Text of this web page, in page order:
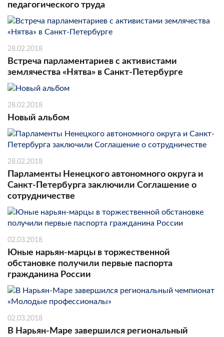
педагогического труда
28.02.2018
Встреча парламентариев с активистами
землячества «Нятва» в Санкт-Петербурге
28.02.2018
Новый альбом
28.02.2018
Парламенты Ненецкого автономного округа и
Санкт-Петербурга заключили Соглашение о
сотрудничестве
02.03.2018
Юные нарьян-марцы в торжественной
обстановке получили первые паспорта
гражданина России
02.03.2018
В Нарьян-Маре завершился региональный